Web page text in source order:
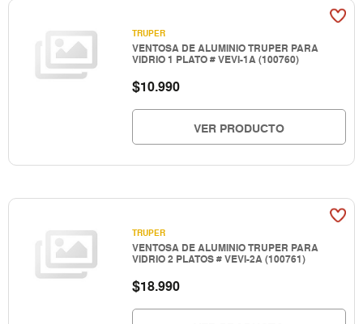
TRUPER
VENTOSA DE ALUMINIO TRUPER PARA
VIDRIO 1 PLATO # VEVI-1A (100760)
$10.990
VER PRODUCTO
TRUPER
VENTOSA DE ALUMINIO TRUPER PARA
VIDRIO 2 PLATOS # VEVI-2A (100761)
$18.990